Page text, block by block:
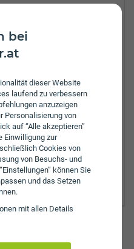
bei
dieser Website
laufend zu verbessern
anzuzeigen
Personalisierung von
auf “Alle akzeptieren”
Einwilligung zur
Cookies von
von Besuchs- und
können Sie
und das Setzen
mit allen Details